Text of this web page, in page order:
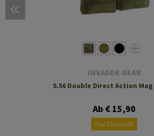
INVADER GEAR
5.56 Double Direct Action
Ab € 15,90
Nachbestellt